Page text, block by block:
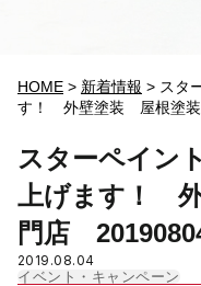
初めての方へ
ご相談・お見積り
HOME > 新着情報 > スタ
す！ 外壁塗装 屋根塗
スターペイン
上げます！
門店
2019.08.04
イベント・キャンペーン